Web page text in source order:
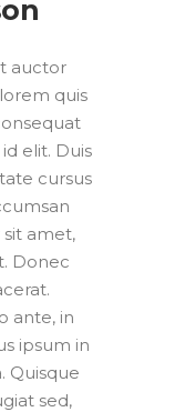
auctor
quis
elit. Duis
cursus
amet,
Donec
ante, in
ipsum in
Quisque
sed,